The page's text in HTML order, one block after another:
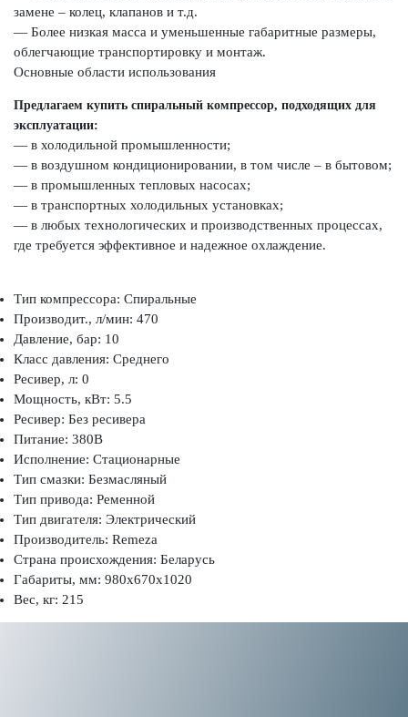
замене – колец, клапанов и т.д.
— Более низкая масса и уменьшенные габаритные размеры,
облегчающие транспортировку и монтаж.
Основные области использования
Предлагаем купить спиральный компрессор, подходящих для
эксплуатации:
— в холодильной промышленности;
— в воздушном кондиционировании, в том числе – в бытовом;
— в промышленных тепловых насосах;
— в транспортных холодильных установках;
— в любых технологических и производственных процессах,
где требуется эффективное и надежное охлаждение.
Тип компрессора: Спиральные
Производит., л/мин: 470
Давление, бар: 10
Класс давления: Среднего
Ресивер, л: 0
Мощность, кВт: 5.5
Ресивер: Без ресивера
Питание: 380В
Исполнение: Стационарные
Тип смазки: Безмасляный
Тип привода: Ременной
Тип двигателя: Электрический
Производитель: Remeza
Страна происхождения: Беларусь
Габариты, мм: 980x670x1020
Вес, кг: 215